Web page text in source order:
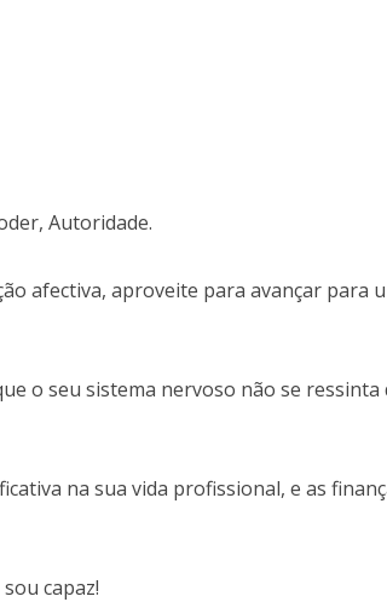
Autoridade.
afectiva, aproveite para avançar para
o seu sistema nervoso não se ressinta
na sua vida profissional, e as
capaz!